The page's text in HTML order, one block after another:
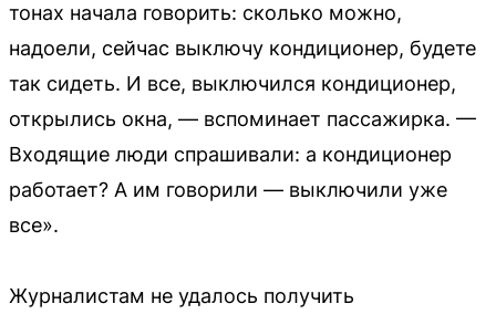
тонах начала говорить: сколько можно,
надоели, сейчас выключу кондиционер, будете
так сидеть. И все, выключился кондиционер,
открылись окна, — вспоминает пассажирка. —
Входящие люди спрашивали: а кондиционер
работает? А им говорили — выключили уже
все».
Журналистам не удалось получить